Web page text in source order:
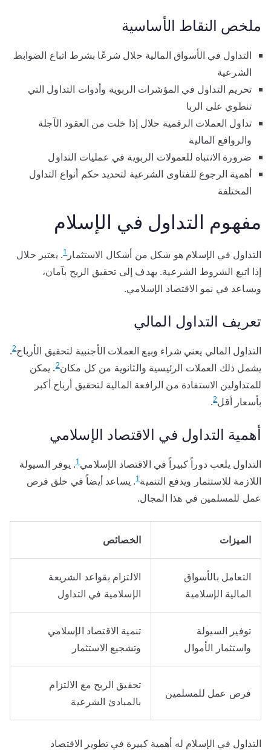
ملخص النقاط الأساسية
التداول في الأسواق المالية حلال شرعًا بشرط اتباع الضوابط
الشرعية
تحريم التداول في المؤشرات الربوية وأدوات التداول التي
تنطوي على الربا
تداول العملات الرقمية حلال إذا خلت من العقود الآجلة
والروافع المالية
ضرورة الانتباه للعمولات الربوية في عمليات التداول
أهمية الرجوع للفتاوى الشرعية لتحديد حكم أنواع التداول
المختلفة
مفهوم التداول في الإسلام
التداول في الإسلام هو شكل من أشكال الاستثمار1. يعتبر حلال
إذا اتبع الشروط الشرعية. يهدف إلى تحقيق الربح بآمان،
ويساعد في نمو الاقتصاد الإسلامي.
تعريف التداول المالي
التداول المالي يعني شراء وبيع العملات الأجنبية لتحقيق الأرباح2
.
يشمل ذلك العملات الرئيسية والثانوية من كل مكان2. يمكن
للمتداولين الاستفادة من الرافعة المالية لتحقيق أرباح أكبر
بأسعار أقل2
.
أهمية التداول في الاقتصاد الإسلامي
التداول يلعب دوراً كبيراً في الاقتصاد الإسلامي1. يوفر السيولة
اللازمة للاستثمار ويدفع التنمية1. يساعد أيضاً في خلق فرص
عمل للمسلمين في هذا المجال.
الميزات الخصائص
التعامل بالأسواق
المالية الإسلامية
الالتزام بقواعد الشريعة
الإسلامية في التداول
توفير السيولة
واستثمار الأموال
تنمية الاقتصاد الإسلامي
وتشجيع الاستثمار
فرص عمل للمسلمين
تحقيق الربح مع الالتزام
بالمبادئ الشرعية
التداول في الإسلام له أهمية كبيرة في تطوير الاقتصاد